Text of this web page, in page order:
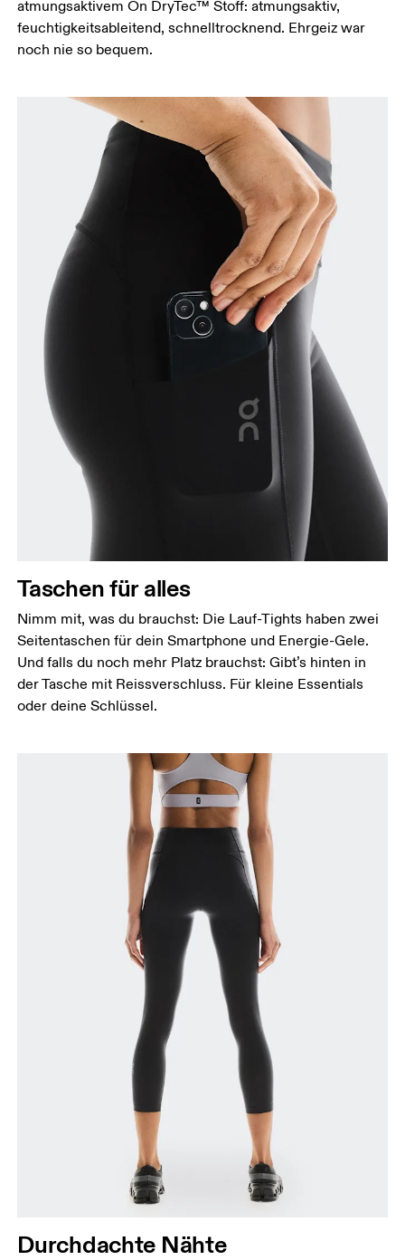
Schrittlänge
Stell dich mit durchgedrückten Knien hin, die
atmungsaktivem On DryTec™ Stoff: atmungsaktiv,
feuchtigkeitsableitend, schnelltrocknend. Ehrgeiz war
noch nie so bequem.
Taschen für alles
Nimm mit, was du brauchst: Die Lauf-Tights haben zwei
Seitentaschen für dein Smartphone und Energie-Gele.
Und falls du noch mehr Platz brauchst: Gibt’s hinten in
der Tasche mit Reissverschluss. Für kleine Essentials
oder deine Schlüssel.
Durchdachte Nähte